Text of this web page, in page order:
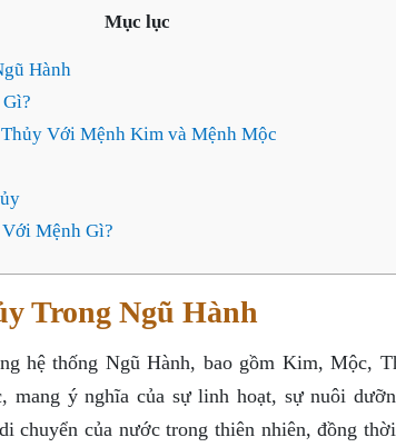
Mục lục
Hành
Với Mệnh Kim và Mệnh Mộc
Mệnh Gì?
Trong Ngũ Hành
hệ thống Ngũ Hành, bao gồm Kim, Mộc,
mang ý nghĩa của sự linh hoạt, sự nuôi
chuyển của nước trong thiên nhiên, đồng